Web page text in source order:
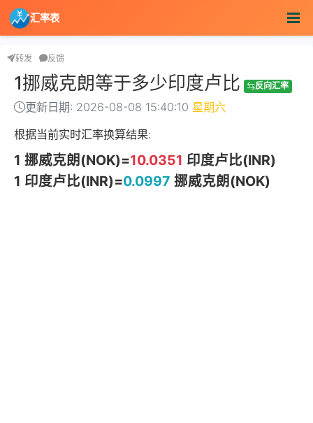
汇率表
转发 反馈
1挪威克朗等于多少印度卢比 反向汇率
更新日期: 2026-08-08 15:40:10 星期六
根据当前实时汇率换算结果:
1 挪威克朗(NOK)=10.0351 印度卢比(INR)
1 印度卢比(INR)=0.0997 挪威克朗(NOK)